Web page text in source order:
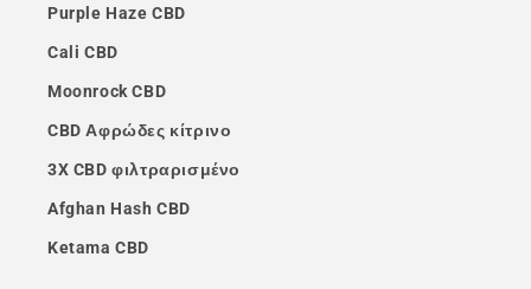
Purple Haze CBD
Cali CBD
Moonrock CBD
CBD Αφρώδες κίτρινο
3X CBD φιλτραρισμένο
Afghan Hash CBD
Ketama CBD